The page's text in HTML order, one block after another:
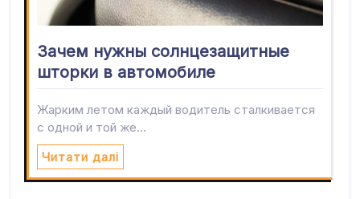
Зачем нужны солнцезащитные
шторки в автомобиле
Жарким летом каждый водитель сталкивается
с одной и той же…
Читати далі